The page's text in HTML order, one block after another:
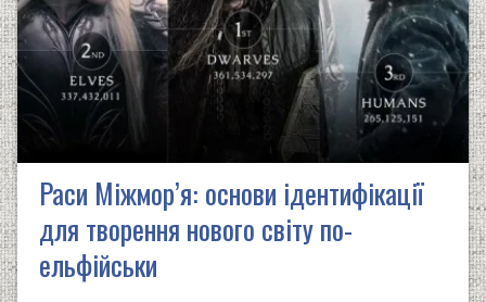
Раси Міжмор’я: основи ідентифікації
для творення нового світу по-
ельфійськи